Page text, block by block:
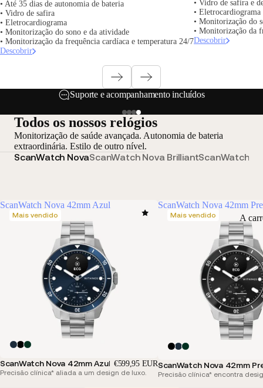
A
• Até 35 dias de autonomia de bateria
• Vidro de safira
• Eletrocardiograma
• Monitorização do sono e da atividade
• Monitorização da frequência cardíaca e temperatura 24/7
Descobrir
• Vidro de safira e
• Eletrocardiograma
• Monitorização do
• Monitorização da
Descobrir
Suporte e acompanhamento incluídos
Todos os nossos relógios
Monitorização de saúde avançada. Autonomia de bateria
extraordinária. Estilo de outro nível.
ScanWatch NovaScanWatch Nova BrilliantScanWatch 2
ScanWatch Nova 42mm Azul
Mais vendido
ScanWatch Nova 42mm Azul €599,95 EUR
Precisão clínica* aliada a um design de luxo.
ScanWatch Nova 42mm
Mais vendido
ScanWatch Nova 42mm
Precisão clínica* encontra